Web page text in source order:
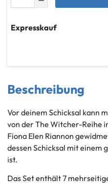
Expresskauf
Beschreibung
Vor deinem Schicksal kann
von der The Witcher-Reihe
Fiona Elen Riannon
dessen Schicksal mit einem
ist.
Das Set enthält 7